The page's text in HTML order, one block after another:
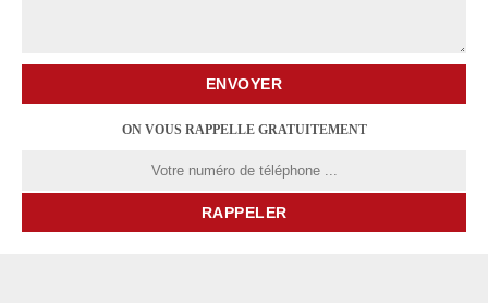
ON VOUS RAPPELLE GRATUITEMENT